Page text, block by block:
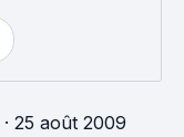
· 25 août 2009